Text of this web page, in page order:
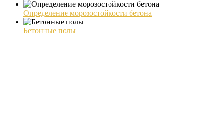
Определение морозостойкости бетона
Бетонные полы